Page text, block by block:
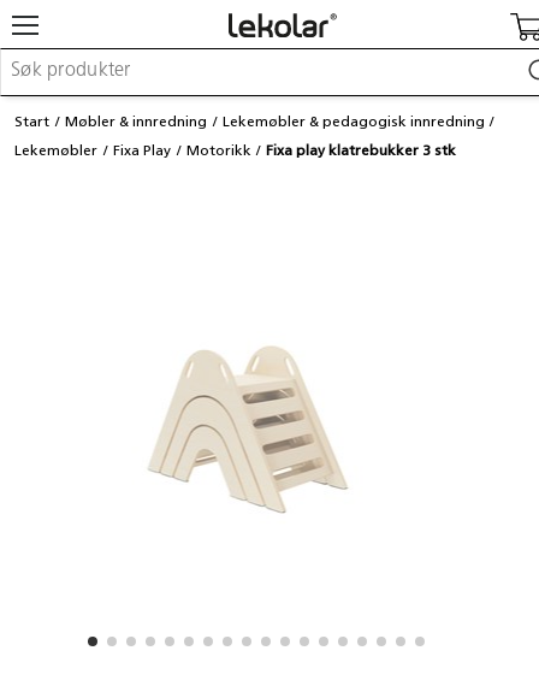
Møbler & innredning
Lekeplassutstyr & utemiljø
Kampanjer/kataloger
Start Møbler & innredning
Lekemøbler & pedagogisk innredning
Lekemøbler
Fixa Play Motorikk Fixa play klatrebukker 3 stk